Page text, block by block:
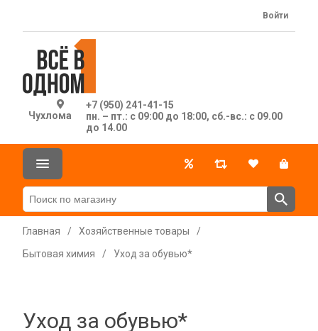
Чухлома
+7 (950) 241-41-15
пн. – пт.: с 09:00 до 18:00, сб.-вс.: с 09.00
до 14.00
Войти
Главная / Хозяйственные товары
/
Бытовая химия
/ Уход за обувью*
Уход за обувью*